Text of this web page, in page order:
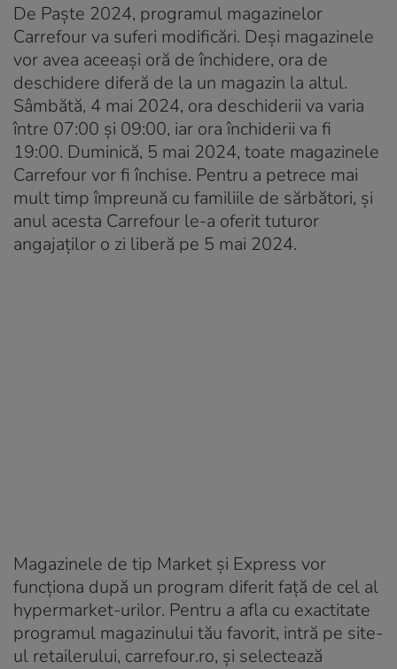
De Paște 2024, programul magazinelor
Carrefour va suferi modificări. Deși magazinele
vor avea aceeași oră de închidere, ora de
deschidere diferă de la un magazin la altul.
Sâmbătă, 4 mai 2024, ora deschiderii va varia
între 07:00 și 09:00, iar ora închiderii va fi
19:00. Duminică, 5 mai 2024, toate magazinele
Carrefour vor fi închise. Pentru a petrece mai
mult timp împreună cu familiile de sărbători, și
anul acesta Carrefour le-a oferit tuturor
angajaților o zi liberă pe 5 mai 2024.
Magazinele de tip Market și Express vor
funcționa după un program diferit față de cel al
hypermarket-urilor. Pentru a afla cu exactitate
programul magazinului tău favorit, intră pe site-
ul retailerului, carrefour.ro, şi selectează